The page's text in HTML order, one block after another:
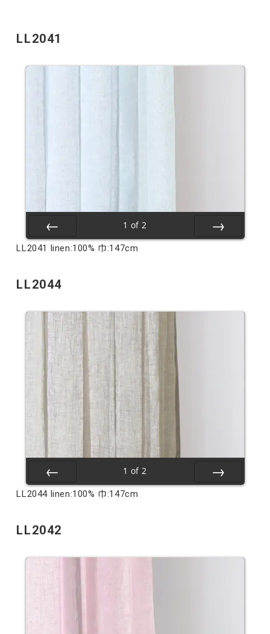
LL2041
Prev
1 of 2
LL2041 linen:100% 巾:147cm
LL2044
Prev
1 of 2
LL2044 linen:100% 巾:147cm
LL2042